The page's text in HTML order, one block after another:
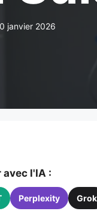
janvier 2026
avec l'IA :
Perplexity Grok